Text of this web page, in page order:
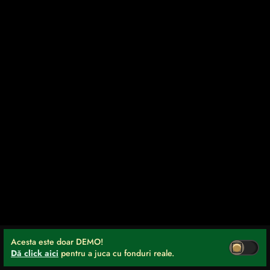
Acesta este doar DEMO!
Dă click aici pentru a juca cu fonduri reale.